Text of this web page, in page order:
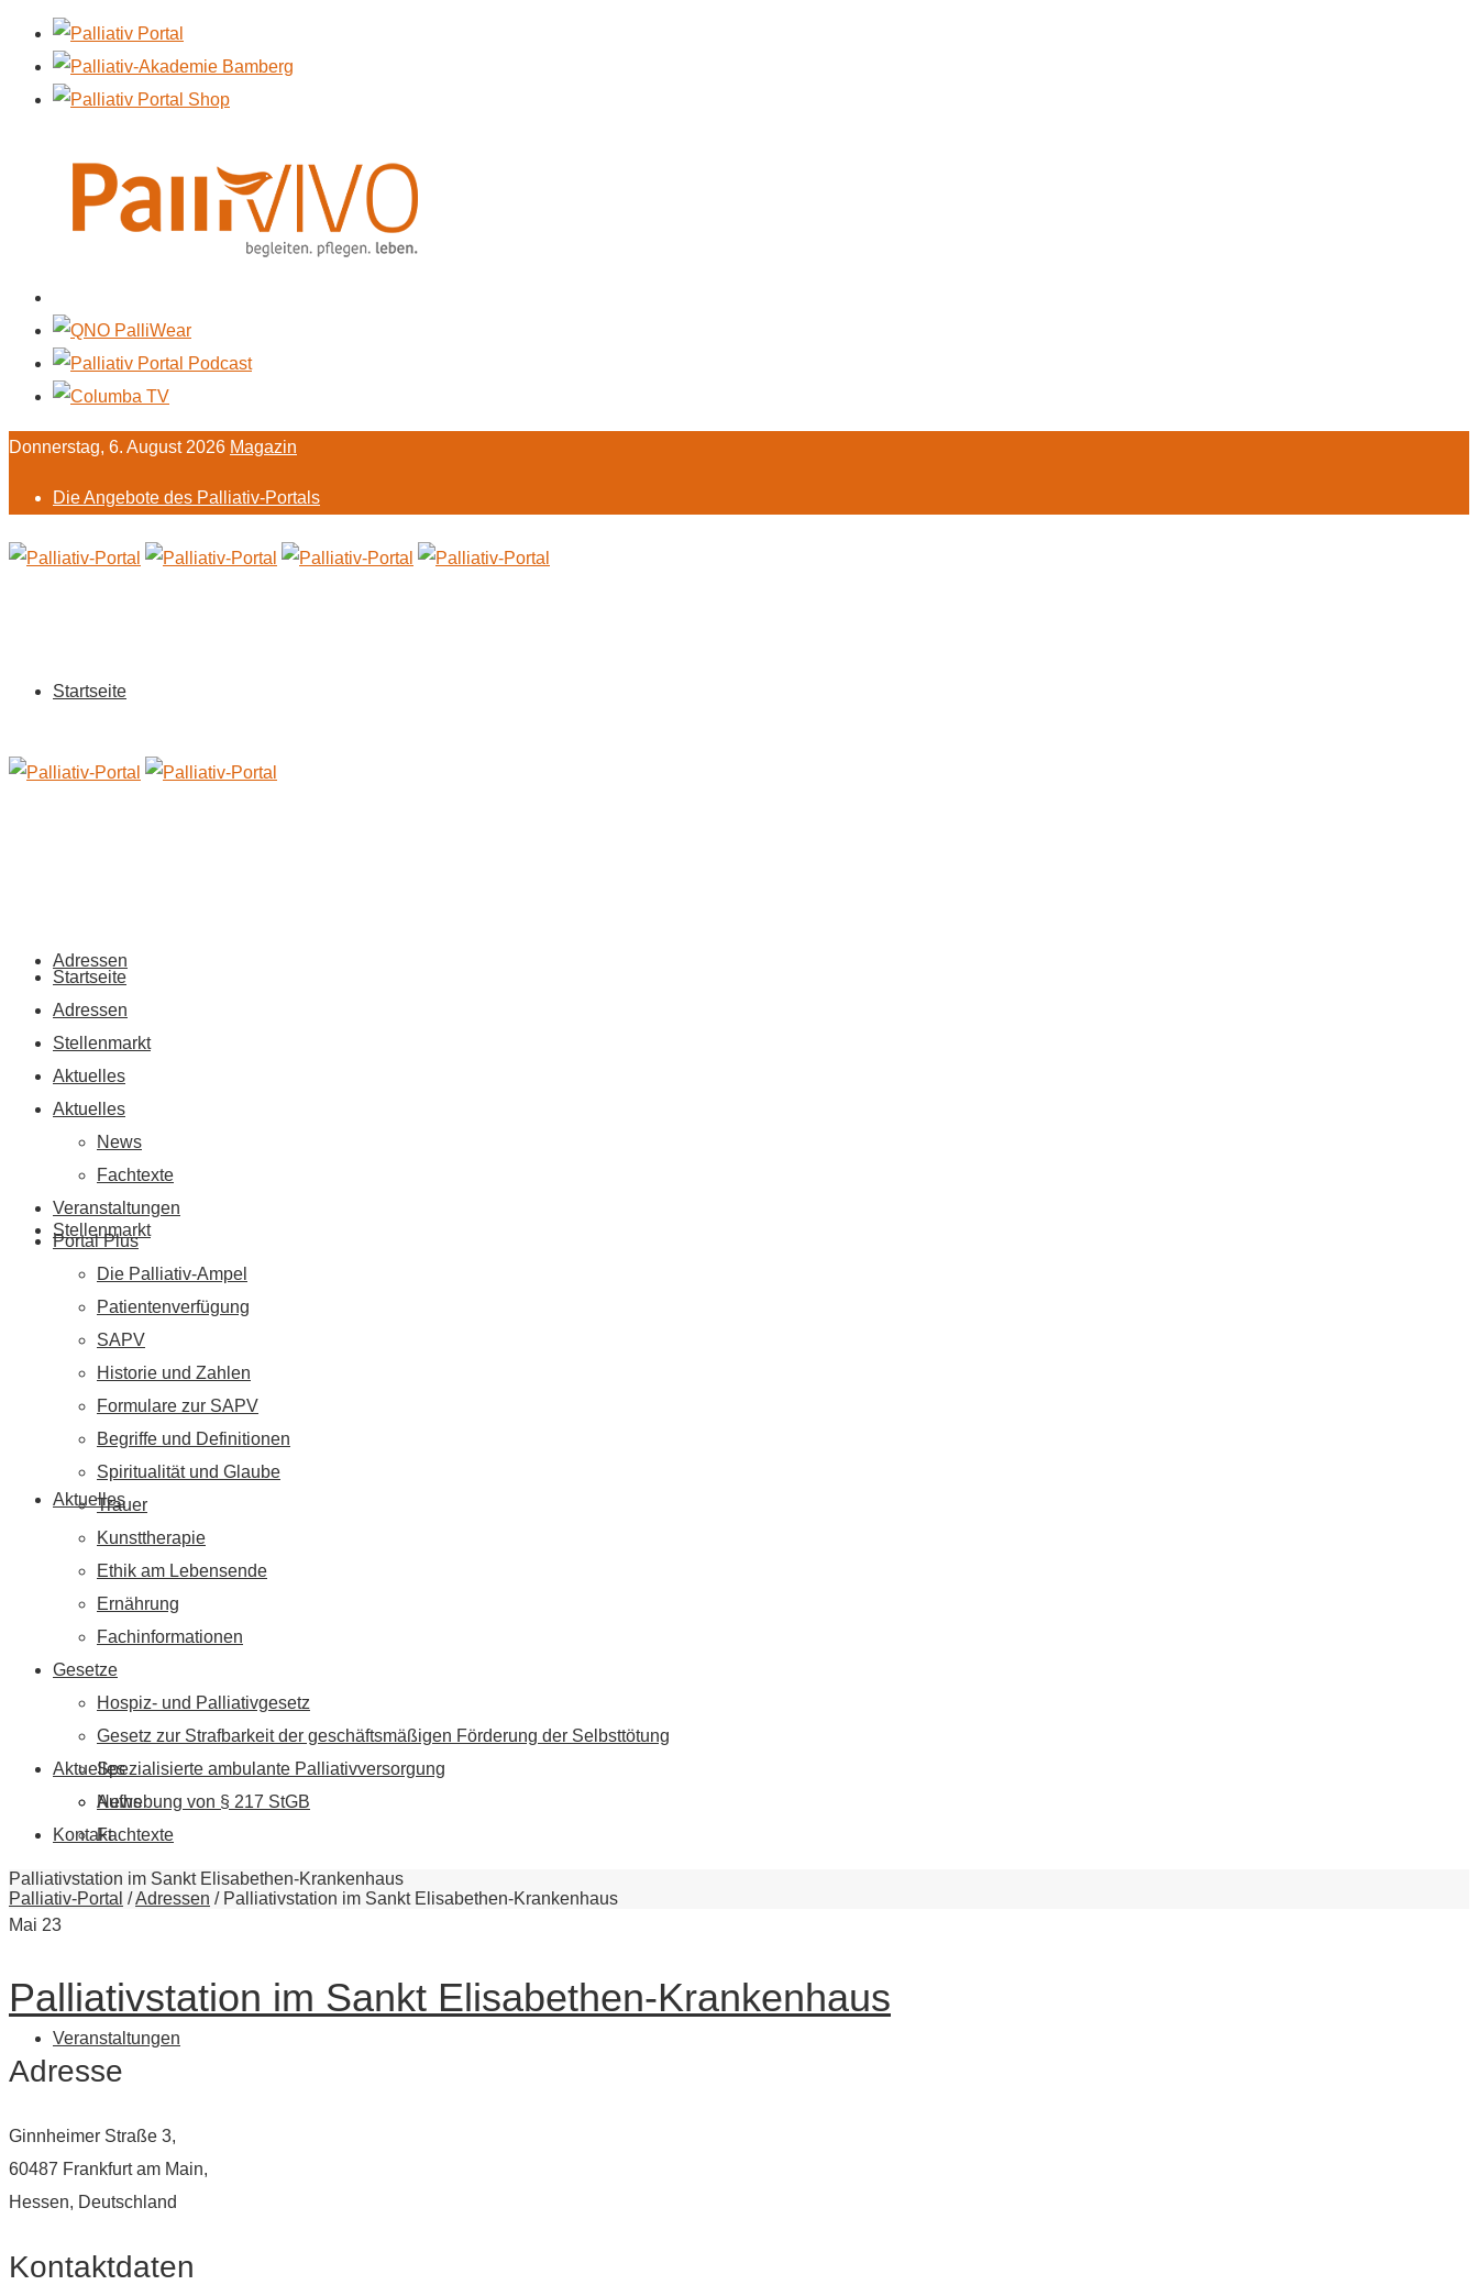
Donnerstag, 6. August 2026 Magazin
Die Angebote des Palliativ-Portals
Startseite
Adressen
Stellenmarkt
Aktuelles
Aktuelles
News
Fachtexte
Veranstaltungen
Startseite
Adressen
Stellenmarkt
Aktuelles
Aktuelles
News
Fachtexte
Veranstaltungen
Portal Plus
Die Palliativ-Ampel
Patientenverfügung
SAPV
Historie und Zahlen
Formulare zur SAPV
Begriffe und Definitionen
Spiritualität und Glaube
Trauer
Kunsttherapie
Ethik am Lebensende
Ernährung
Fachinformationen
Gesetze
Hospiz- und Palliativgesetz
Gesetz zur Strafbarkeit der geschäftsmäßigen Förderung der Selbsttötung
Spezialisierte ambulante Palliativversorgung
Aufhebung von § 217 StGB
Kontakt
Palliativstation im Sankt Elisabethen-Krankenhaus
Palliativ-Portal /Adressen / Palliativstation im Sankt Elisabethen-Krankenhaus
Mai 23
Palliativstation im Sankt Elisabethen-Krankenhaus
Adresse
Ginnheimer Straße 3,
60487 Frankfurt am Main,
Hessen, Deutschland
Kontaktdaten